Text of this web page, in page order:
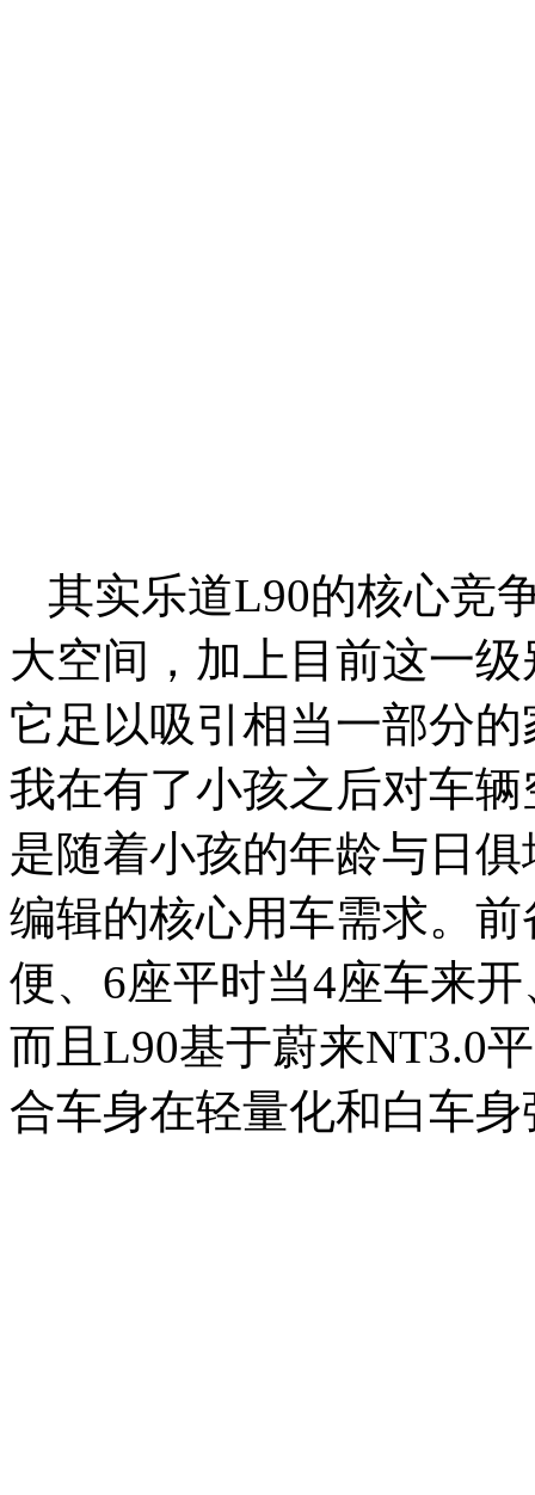
其实乐道L90的核心竞
大空间，加上目前这一
它足以吸引相当一部分
我在有了小孩之后对车
是随着小孩的年龄与日
编辑的核心用车需求。
便、6座平时当4座车来
而且L90基于蔚来NT3.0
合车身在轻量化和白车